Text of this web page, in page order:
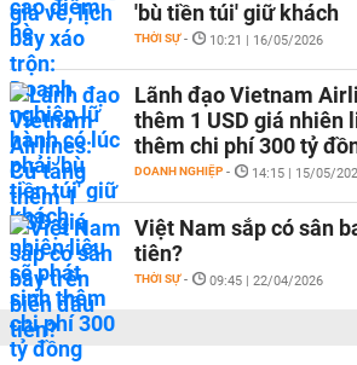
'bù tiền túi' giữ khách
THỜI SỰ - 10:21 | 16/05/2026
Lãnh đạo Vietnam
thêm 1 USD giá nhiên
thêm chi phí 300 tỷ
DOANH NGHIỆP - 14:15 | 15/05/
Việt Nam sắp có sân
tiên?
THỜI SỰ - 09:45 | 22/04/2026